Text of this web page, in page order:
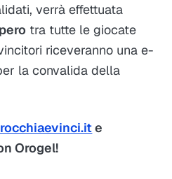
verrà effettuata
tra tutte le giocate
riceveranno una e-
la convalida della
e
Orogel!